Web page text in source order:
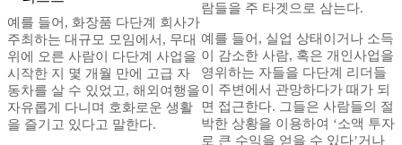
예를 들어, 화장품 다단계 회사가
주최하는 대규모 모임에서, 무대
위에 오른 사람이 다단계 사업을
시작한 지 몇 개월 만에 고급 자
동차를 살 수 있었고, 해외여행을
자유롭게 다니며 호화로운 생활
을 즐기고 있다고 말한다.
람들을 주 타겟으로 삼는다.
예를 들어, 실업 상태이거나 소득
이 감소한 사람, 혹은 개인사업을
영위하는 자들을 다단계 리더들
이 주변에서 관망하다가 때가 되
면 접근한다. 그들은 사람들의 절
박한 상황을 이용하여 ‘소액 투자
로 큰 수익을 얻을 수 있다’거나